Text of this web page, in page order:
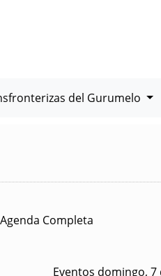
del Gurumelo
Agenda Completa
Eventos domingo,